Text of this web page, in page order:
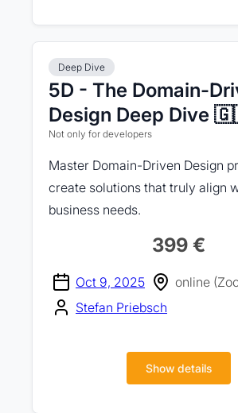
Deep Dive
5D - The Domain-
Design Deep Dive
Not only for developers
Master Domain-Driven Design
create solutions that truly align
business needs.
399 €
Oct 9, 2025
online
Stefan Priebsch
Show details